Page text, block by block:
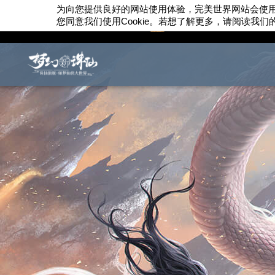
为向您提供良好的网站使用体验，完美世界网站会使
您同意我们使用Cookie。若想了解更多，请阅读我们